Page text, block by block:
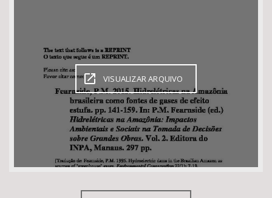
Área de Levantamento
Área Protegida
BUSCAR
VISUALIZAR ARQUIVO